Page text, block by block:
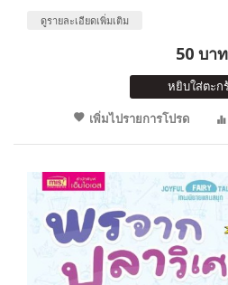
ดูรายละเอียดเพิ่มเติม
50 บาท
หยิบใส่ตะก
เพิ่มไปรายการโปรด